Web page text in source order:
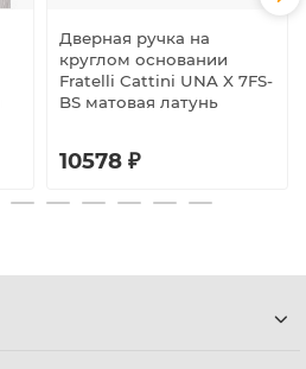
Дверная ручка на
круглом основании
Fratelli Cattini UNA X 7FS-
BS матовая латунь
10578 ₽